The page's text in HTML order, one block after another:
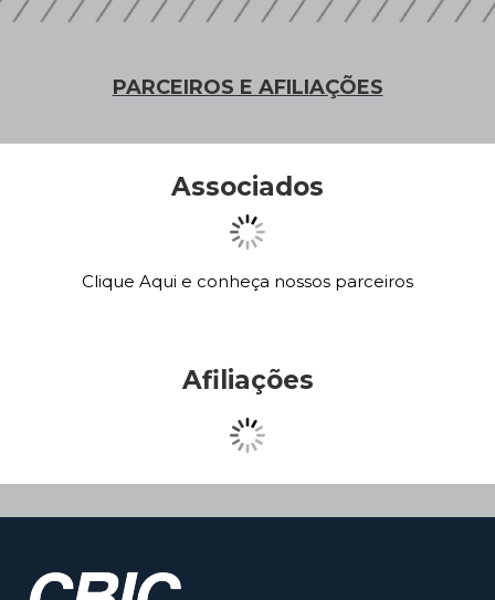
PARCEIROS E AFILIAÇÕES
Associados
Clique Aqui e conheça nossos parceiros
Afiliações